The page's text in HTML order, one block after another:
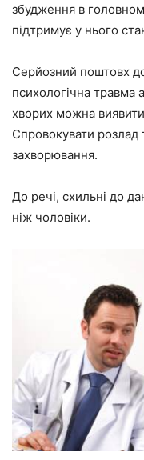
збудження в
підтримує у нього
Серйозний поштовх
психологічна травма
хворих можна виявити
Спровокувати розлад
захворювання.
До речі, схильні до
ніж чоловіки.